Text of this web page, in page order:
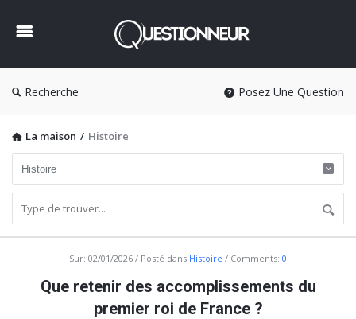
Recherche Posez Une Question
La maison / Histoire
Questionneur
Dernière
Sur: 02/01/2026 Posté dans Histoire Comments: 0
Que retenir des accomplissements du
premier roi de France ?